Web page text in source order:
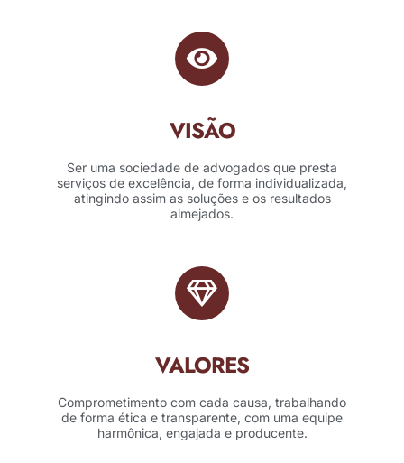
VISÃO
Ser uma sociedade de advogados que presta
serviços de excelência, de forma individualizada,
atingindo assim as soluções e os resultados
almejados.
VALORES
Comprometimento com cada causa, trabalhando
de forma ética e transparente, com uma equipe
harmônica, engajada e producente.